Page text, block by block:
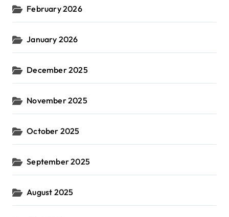
February 2026
January 2026
December 2025
November 2025
October 2025
September 2025
August 2025